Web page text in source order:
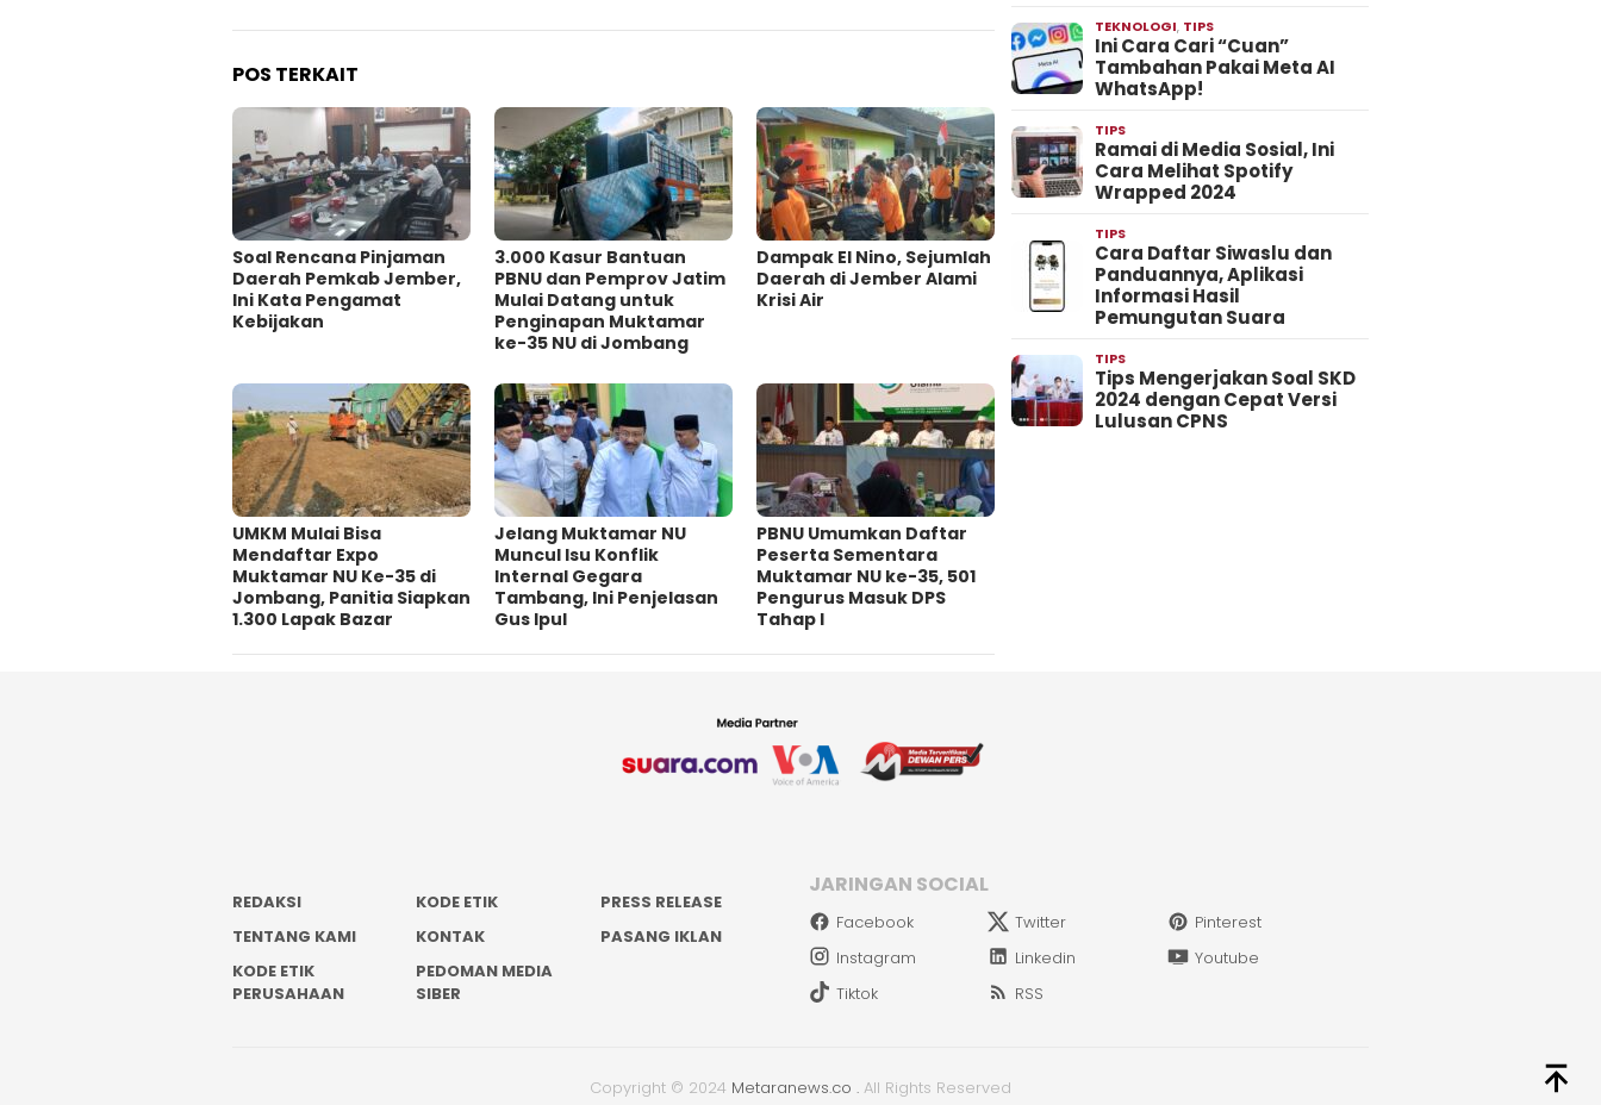
POS TERKAIT
‎Soal Rencana Pinjaman
Daerah Pemkab Jember,
Ini Kata Pengamat
Kebijakan ‎
3.000 Kasur Bantuan
PBNU dan Pemprov Jatim
Mulai Datang untuk
Penginapan Muktamar
ke-35 NU di Jombang
Dampak El Nino, Sejumlah
Daerah di Jember Alami
Krisi Air
UMKM Mulai Bisa
Mendaftar Expo
Muktamar NU Ke-35 di
Jombang, Panitia Siapkan
1.300 Lapak Bazar
Jelang Muktamar NU
Muncul Isu Konflik
Internal Gegara
Tambang, Ini Penjelasan
Gus Ipul
PBNU Umumkan Daftar
Peserta Sementara
Muktamar NU ke-35, 501
Pengurus Masuk DPS
Tahap I
TEKNOLOGI, TIPS
Ini Cara Cari “Cuan”
Tambahan Pakai Meta AI
WhatsApp!
TIPS
Ramai di Media Sosial, Ini
Cara Melihat Spotify
Wrapped 2024
TIPS
Cara Daftar Siwaslu dan
Panduannya, Aplikasi
Informasi Hasil
Pemungutan Suara
TIPS
Tips Mengerjakan Soal SKD
2024 dengan Cepat Versi
Lulusan CPNS
REDAKSI KODE ETIK
PRESS RELEASE
TENTANG KAMI
KONTAK
PASANG IKLAN
KODE ETIK
PERUSAHAAN
PEDOMAN MEDIA
SIBER
JARINGAN SOCIAL
Facebook Twitter
Pinterest
Instagram
Linkedin
Youtube
Tiktok
RSS
Copyright © 2024 Metaranews.co . All Rights Reserved